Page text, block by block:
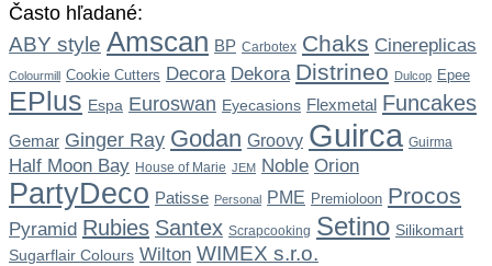
Často hľadané:
ABY style Amscan BP Carbotex Chaks Cinereplicas
Colourmill Cookie Cutters Decora Dekora Distrineo Dulcop Epee
EPlus Espa Euroswan Eyecasions Flexmetal Funcakes
Gemar Ginger Ray Godan Groovy Guirca Guirma
Half Moon Bay House of Marie JEM Noble Orion
PartyDeco Patisse Personal PME Premioloon Procos
Pyramid Rubies Santex Scrapcooking Setino Silikomart
Sugarflair Colours Wilton WIMEX s.r.o.